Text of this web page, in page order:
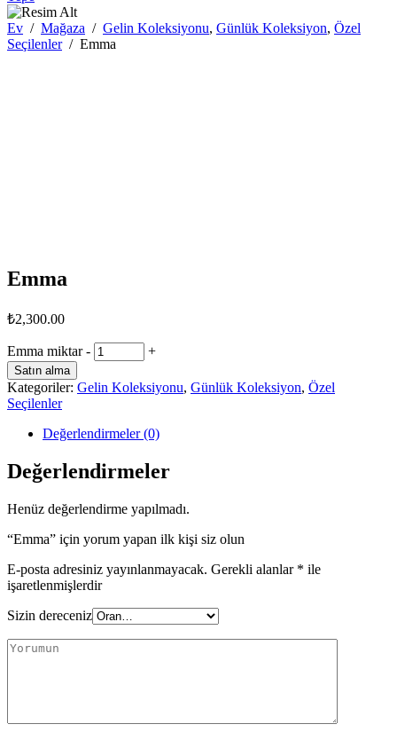
Ev / Mağaza / Gelin Koleksiyonu, Günlük Koleksiyon, Özel
Seçilenler/ Emma
Emma
₺2,300.00
Emma miktar - +
Satın alma
Kategoriler: Gelin Koleksiyonu, Günlük Koleksiyon, Özel
Seçilenler
Değerlendirmeler (0)
Değerlendirmeler
Henüz değerlendirme yapılmadı.
“Emma” için yorum yapan ilk kişi siz olun
E-posta adresiniz yayınlanmayacak. Gerekli alanlar * ile
işaretlenmişlerdir
Sizin dereceniz